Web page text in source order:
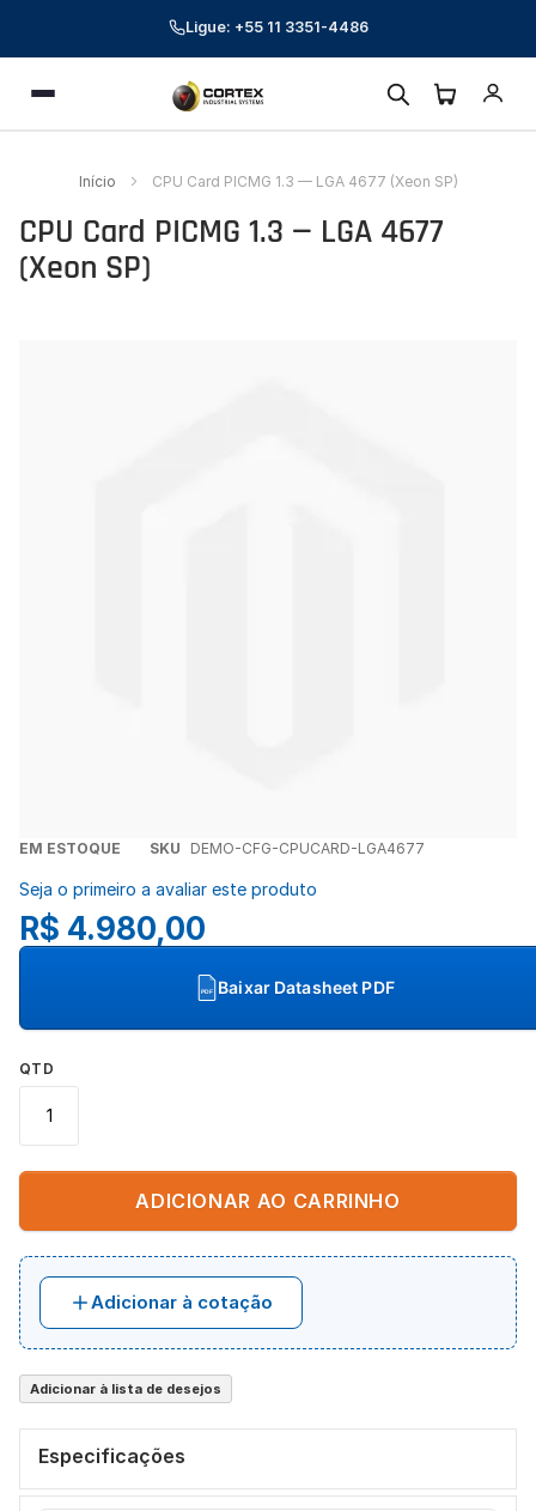
Ligue: +55 11 3351-4486
Menu
Início CPU Card PICMG 1.3 — LGA 4677 (Xeon SP)
CPU Card PICMG 1.3 — LGA 4677
(Xeon SP)
Saltar
o
início
da
imagens
EM ESTOQUE SKU DEMO-CFG-CPUCARD-LGA4677
Seja o primeiro a avaliar este produto
R$ 4.980,00
PDF Baixar Datasheet PDF
QTD
ADICIONAR AO CARRINHO
Adicionar à cotação
Adicionar à lista de desejos
Especificações
Cortex Industrial Systems
Nome *
E-mail corporativo *